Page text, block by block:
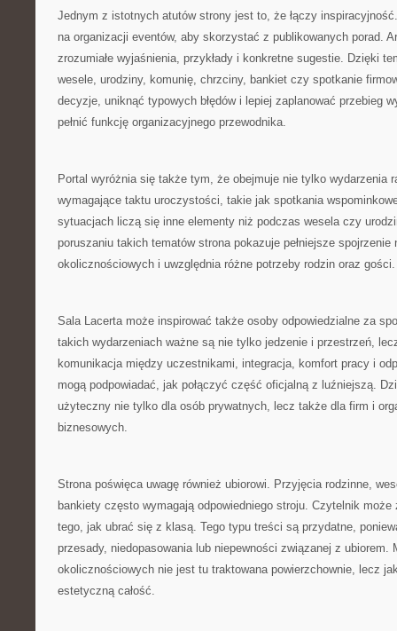
Jednym z istotnych atutów strony jest to, że łączy
na organizacji eventów, aby skorzystać z publikowanych porad.
zrozumiałe wyjaśnienia, przykłady i konkretne sugestie. Dzięki
wesele, urodziny, komunię, chrzciny, bankiet czy spotkanie
decyzje, uniknąć typowych błędów i lepiej zaplanować przebieg
pełnić funkcję organizacyjnego przewodnika.
Portal wyróżnia się także tym, że obejmuje nie tylko wydarzenia
wymagające taktu uroczystości, takie jak spotkania
sytuacjach liczą się inne elementy niż podczas wesela czy
poruszaniu takich tematów strona pokazuje pełniejsze spojrzenie
okolicznościowych i uwzględnia różne potrzeby rodzin oraz gości.
Sala Lacerta może inspirować także osoby odpowiedzialne za
takich wydarzeniach ważne są nie tylko jedzenie i przestrzeń,
komunikacja między uczestnikami, integracja, komfort pracy i
mogą podpowiadać, jak połączyć część oficjalną z luźniejszą.
użyteczny nie tylko dla osób prywatnych, lecz także dla firm i
biznesowych.
Strona poświęca uwagę również ubiorowi. Przyjęcia rodzinne,
bankiety często wymagają odpowiedniego stroju. Czytelnik
tego, jak ubrać się z klasą. Tego typu treści są przydatne,
przesady, niedopasowania lub niepewności związanej z ubiorem.
okolicznościowych nie jest tu traktowana powierzchownie, lecz
estetyczną całość.